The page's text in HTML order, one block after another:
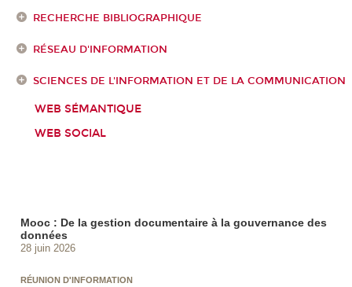
RECHERCHE BIBLIOGRAPHIQUE
RÉSEAU D'INFORMATION
SCIENCES DE L'INFORMATION ET DE LA COMMUNICATION
WEB SÉMANTIQUE
WEB SOCIAL
Mooc : De la gestion documentaire à la gouvernance des
données
28 juin 2026
RÉUNION D'INFORMATION